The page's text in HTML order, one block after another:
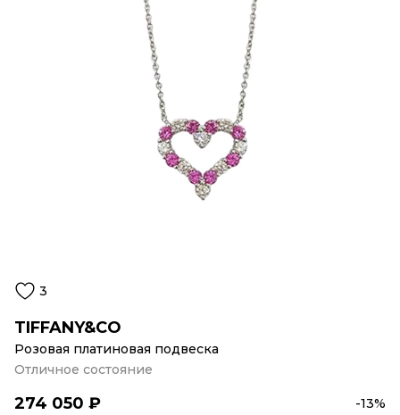
3
TIFFANY&CO
Розовая платиновая подвеска
Отличное состояние
274 050 ₽
-13%